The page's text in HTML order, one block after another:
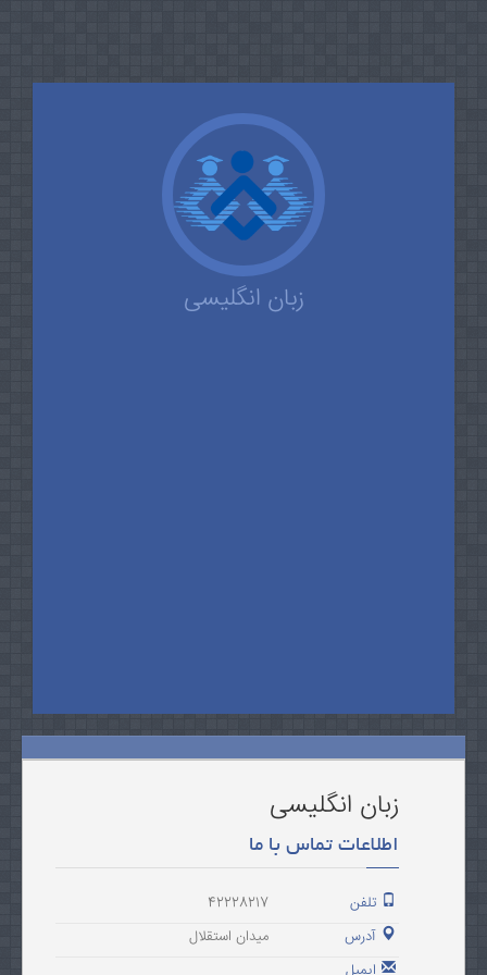
زبان انگلیسی
زبان انگلیسی
اطلاعات تماس با ما
تلفن
42228217
آدرس
میدان استقلال
ایمیل